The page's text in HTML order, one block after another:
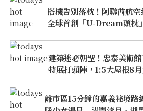
搭機告別落枕！阿聯酋航空
全球首創「U-Dream頭枕
建築迷必朝聖！忠泰美術
特展打頭陣，1:5大屋根8
離市區15分鐘的嘉義祕境路